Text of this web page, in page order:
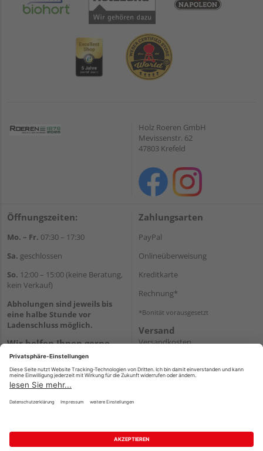
Holz Roeren GmbH
Mevissenstr. 62
47803 Krefeld
Öffnungszeiten:
Mo. – Fr. 07:30 – 17:30
Sa. geschlossen
So. 12:00 – 15:00 (keine Beratung,
kein Verkauf)
Abholungen sind jeweils bis
eine halbe Stunde vor
Ladenschluss möglich.
Wir helfen Ihnen gerne
weiter
Tel.:+49 2151 8787-70
E-Mail:onlineshop@holz-
roeren.de
Zahlungsarten
PayPal
Onlineüberweisung
Kreditkarte
Rechnung*
*Bonität vorausgesetzt
Versand
Versandkosten
Impressum AGB Widerruf
Datenschutz